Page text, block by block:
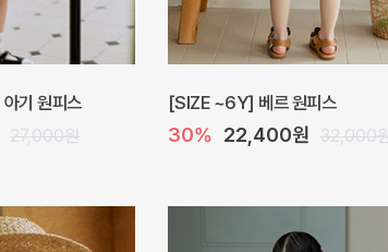
31,000원
해피 베베 요루 썸머 바디수트
10% 28,800원 32,000원